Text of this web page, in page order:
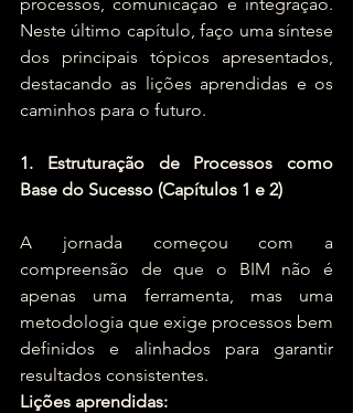
Neste último capítulo, faço uma síntese
dos principais tópicos apresentados,
destacando as lições aprendidas e os
caminhos para o futuro.
1. Estruturação de Processos como
Base do Sucesso (Capítulos 1 e 2)
A jornada começou com a
compreensão de que o BIM não é
apenas uma ferramenta, mas uma
metodologia que exige processos bem
definidos e alinhados para garantir
resultados consistentes.
Lições aprendidas: